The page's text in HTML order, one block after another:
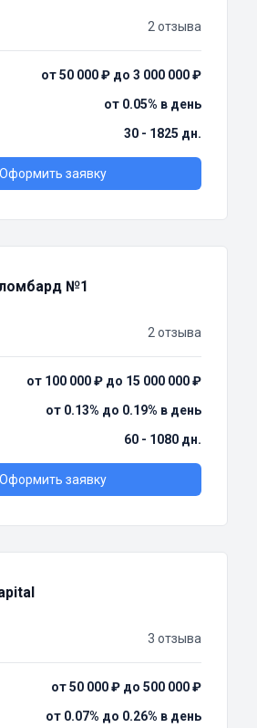
2 отзыва
от 50 000 ₽ до 3 000 000 ₽
от 0.05% в день
30 - 1825 дн.
Оформить заявку
№1
2 отзыва
от 100 000 ₽ до 15 000 000 ₽
от 0.13% до 0.19% в день
60 - 1080 дн.
Оформить заявку
3 отзыва
от 50 000 ₽ до 500 000 ₽
от 0.07% до 0.26% в день